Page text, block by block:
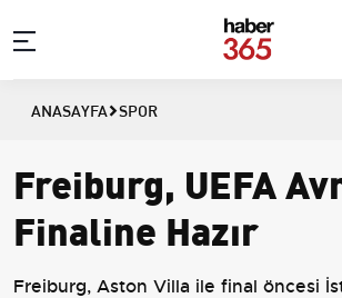
ANASAYFA SPOR
Freiburg, UEFA
Finaline Hazır
Freiburg, Aston Villa ile final öncesi